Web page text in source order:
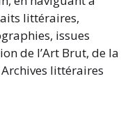
littéraires,
issues
de l’Art Brut, de la
littéraires